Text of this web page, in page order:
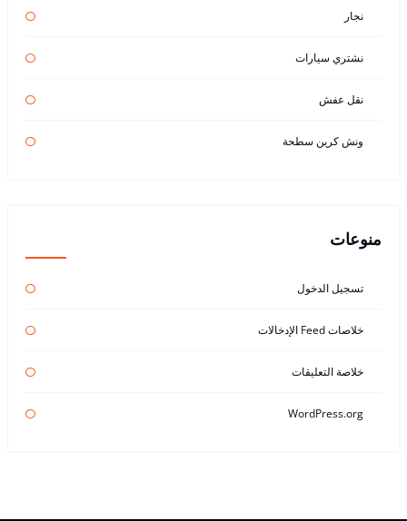
نجار
نشتري سيارات
نقل عفش
ونش كرين سطحة
منوعات
تسجيل الدخول
خلاصات Feed الإدخالات
خلاصة التعليقات
WordPress.org